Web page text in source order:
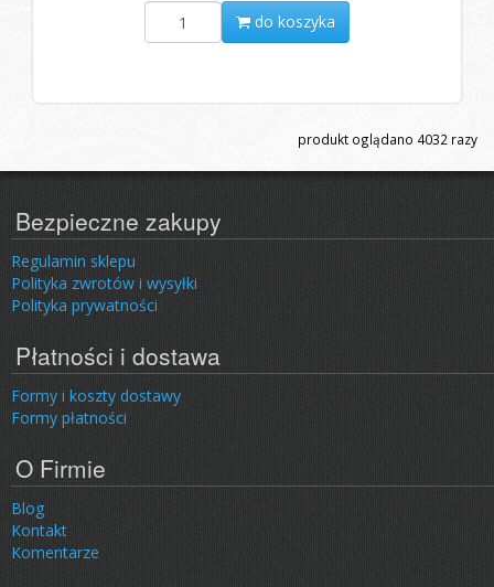
do koszyka
produkt oglądano 4032 razy
Bezpieczne zakupy
Regulamin sklepu
Polityka zwrotów i wysyłki
Polityka prywatności
Płatności i dostawa
Formy i koszty dostawy
Formy płatności
O Firmie
Blog
Kontakt
Komentarze